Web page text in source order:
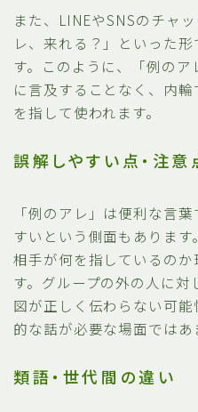
また、LINEやSNSのチャ
レ、来れる？」といった
す。このように、「例の
に言及することなく、内
を指して使われます。
誤解しやすい点・注意
「例のアレ」は便利な言
すいという側面もあります
相手が何を指しているの
す。グループの外の人に
図が正しく伝わらない可
的な話が必要な場面ではあ
類語・世代間の違い